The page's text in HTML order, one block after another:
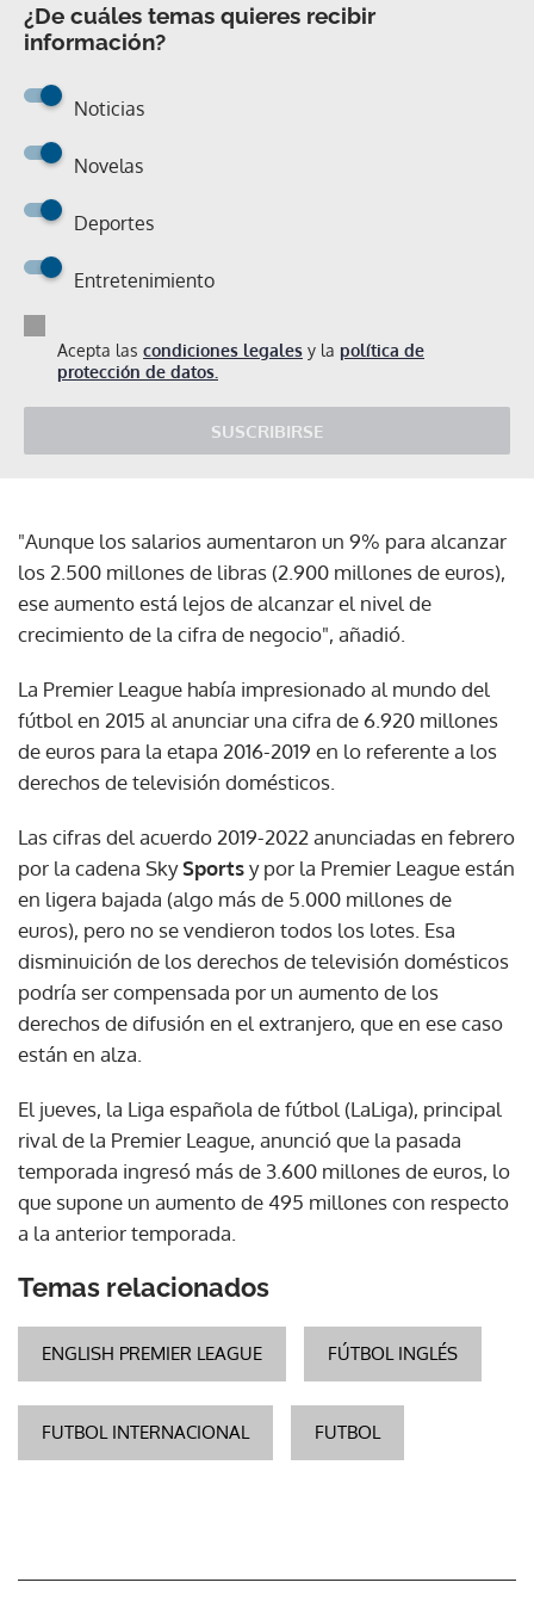
¿De cuáles temas quieres recibir
información?
Noticias
Novelas
Deportes
Entretenimiento
Acepta las condiciones legales y la política de
protección de datos.
SUSCRIBIRSE
"Aunque los salarios aumentaron un 9% para alcanzar
los 2.500 millones de libras (2.900 millones de euros),
ese aumento está lejos de alcanzar el nivel de
crecimiento de la cifra de negocio", añadió.
La Premier League había impresionado al mundo del
fútbol en 2015 al anunciar una cifra de 6.920 millones
de euros para la etapa 2016-2019 en lo referente a los
derechos de televisión domésticos.
Las cifras del acuerdo 2019-2022 anunciadas en febrero
por la cadena SkySportsy por la Premier League están
en ligera bajada (algo más de 5.000 millones de
euros), pero no se vendieron todos los lotes. Esa
disminuición de los derechos de televisión domésticos
podría ser compensada por un aumento de los
derechos de difusión en el extranjero, que en ese caso
están en alza.
El jueves, la Liga española de fútbol (LaLiga), principal
rival de la Premier League, anunció que la pasada
temporada ingresó más de 3.600 millones de euros, lo
que supone un aumento de 495 millones con respecto
a la anterior temporada.
Temas relacionados
ENGLISH PREMIER LEAGUE FÚTBOL INGLÉS
FUTBOL INTERNACIONAL FUTBOL